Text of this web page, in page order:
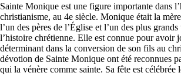
Sainte Monique est une figure importante dans
christianisme, au 4e siècle. Monique était la
l’un des pères de l’Église et l’un des plus
l’histoire chrétienne. Elle est connue pour avoir
déterminant dans la conversion de son fils au
dévotion de Sainte Monique ont été reconnues
qui la vénère comme sainte. Sa fête est célébrée